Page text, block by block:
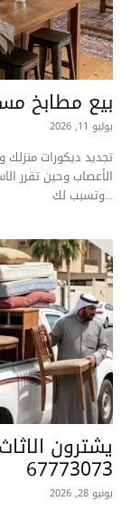
بيع مطابخ
يوليو 11, 2026
تجديد ديكورات
الأعصاب وحين تقرر
وتسبب لك...
يشترون
67773073
يونيو 28, 2026